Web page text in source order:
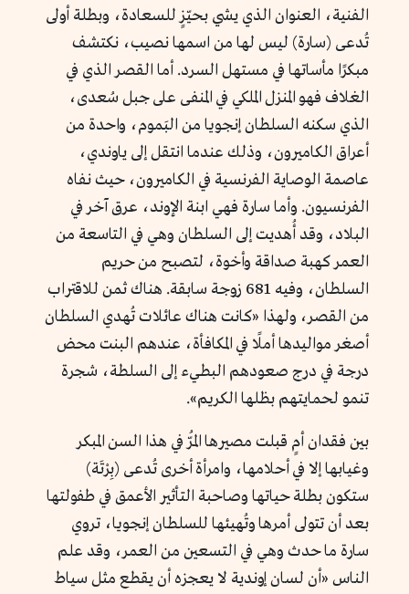
الفنية، العنوان الذي يشي بحيّزٍ للسعادة، وبطلة أولى
تُدعى (سارة) ليس لها من اسمها نصيب، نكتشف
مبكرًا مأساتها في مستهل السرد. أما القصر الذي في
الغلاف فهو المنزل الملكي في المنفى على جبل سُعدى،
الذي سكنه السلطان إنجويا من البَموم، واحدة من
أعراق الكاميرون، وذلك عندما انتقل إلى ياوندي،
عاصمة الوصاية الفرنسية في الكاميرون، حيث نفاه
الفرنسيون. وأما سارة فهي ابنة الإوند، عرق آخر في
البلاد، وقد أُهديت إلى السلطان وهي في التاسعة من
العمر كهبة صداقة وأخوة، لتصبح من حريم
السلطان، وفيه 681 زوجة سابقة. هناك ثمن للاقتراب
من القصر، ولهذا «كانت هناك عائلات تُهدي السلطان
أصغر مواليدها أملًا في المكافأة، عندهم البنت محض
درجة في درج صعودهم البطيء إلى السلطة، شجرة
تنمو لحمايتهم بظلها الكريم».
بين فقدان أمٍ قبلت مصيرها المُرّ في هذا السن المبكر
وغيابها إلا في أحلامها، وامرأة أخرى تُدعى (بِرْتَة)
ستكون بطلة حياتها وصاحبة التأثير الأعمق في طفولتها
بعد أن تتولى أمرها وتُهيئها للسلطان إنجويا، تروي
سارة ما حدث وهي في التسعين من العمر، وقد علم
الناس «أن لسان إوندية لا يعجزه أن يقطع مثل سياط